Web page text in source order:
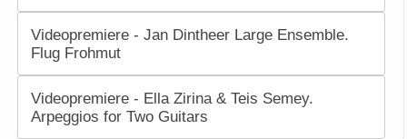
Videopremiere - Jan Dintheer Large Ensemble.
Flug Frohmut
Videopremiere - Ella Zirina & Teis Semey.
Arpeggios for Two Guitars